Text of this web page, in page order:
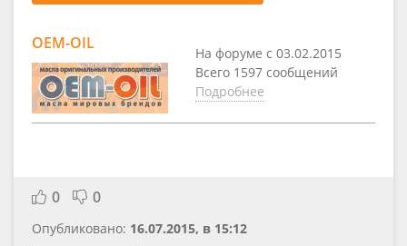
OEM-OIL
На форуме с 03.02.2015
Всего 1597 сообщений
Подробнее
0 0
Опубликовано: 16.07.2015, в 15:12